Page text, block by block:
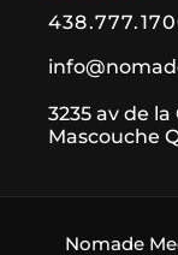
3235 av de la
Mascouche
Nomade